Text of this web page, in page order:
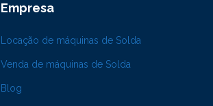
Empresa
Locação de máquinas de Solda
Venda de máquinas de Solda
Blog